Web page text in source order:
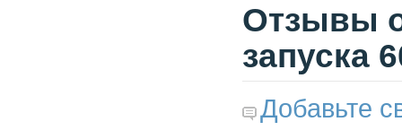
Отзывы
запуска
Добавьте